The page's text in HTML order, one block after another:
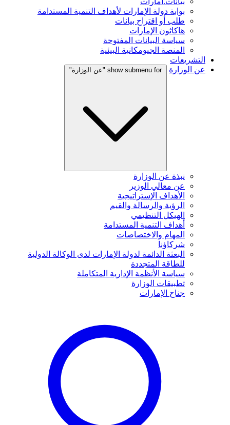
بوابة دولة الإمارات لأهداف التنمية المستدامة
طلب أو اقتراح بيانات
هاكاثون الإمارات
سياسة البيانات المفتوحة
المنصة الجيومكانية البيئية
التشريعات
عن الوزارة
show submenu for "عن الوزارة"
نبذة عن الوزارة
عن معالي الوزير
الأهداف الإستراتيجية
الرؤية والرسالة والقيم
الهيكل التنظيمي
أهداف التنمية المستدامة
المهام والاختصاصات
شركاؤنا
البعثة الدائمة لدولة الإمارات لدى الوكالة الدولية
للطاقة المتجددة
سياسة الأنظمة الإدارية المتكاملة
تطبيقات الوزارة
جناح الإمارات